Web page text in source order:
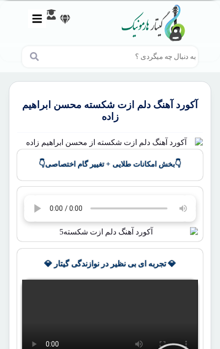
آکورد آهنگ دلم ازت شکسته محسن ابراهیم
زاده
👇بخش امکانات طلایی + تغییر گام اختصاصی👇
💎 تجربه ای بی نظیر در نوازندگی گیتار 💎